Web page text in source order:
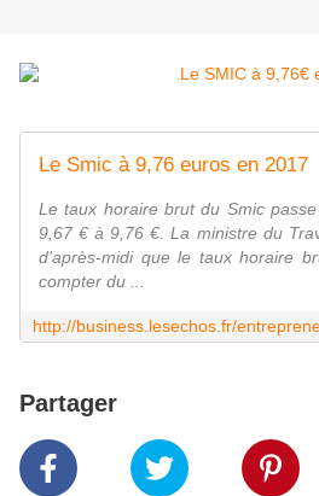
Le Smic à 9,76 euros en 2017
Le taux horaire brut du Smic
9,67 € à 9,76 €. La ministre du
d'après-midi que le taux horaire
compter du ...
Partager